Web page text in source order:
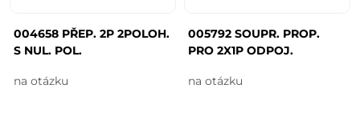
004658 PŘEP. 2P 2POLOH.
S NUL. POL.
na otázku
005792 SOUPR. PROP.
PRO 2X1P ODPOJ.
na otázku